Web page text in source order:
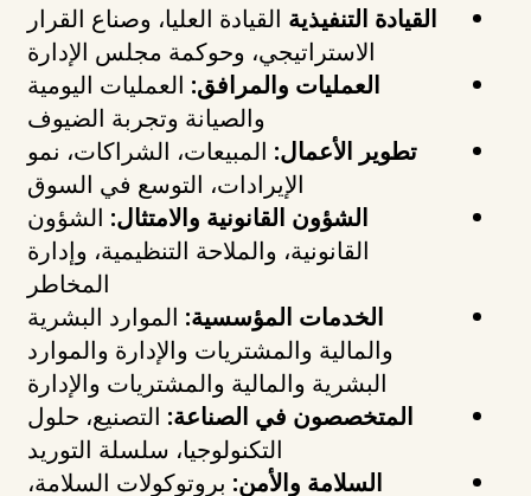
القيادة التنفيذية القيادة العليا، وصناع القرار
الاستراتيجي، وحوكمة مجلس الإدارة
العمليات والمرافق: العمليات اليومية
والصيانة وتجربة الضيوف
تطوير الأعمال: المبيعات، الشراكات، نمو
الإيرادات، التوسع في السوق
الشؤون القانونية والامتثال: الشؤون
القانونية، والملاحة التنظيمية، وإدارة
المخاطر
الخدمات المؤسسية: الموارد البشرية
والمالية والمشتريات والإدارة والموارد
البشرية والمالية والمشتريات والإدارة
المتخصصون في الصناعة: التصنيع، حلول
التكنولوجيا، سلسلة التوريد
السلامة والأمن: بروتوكولات السلامة،